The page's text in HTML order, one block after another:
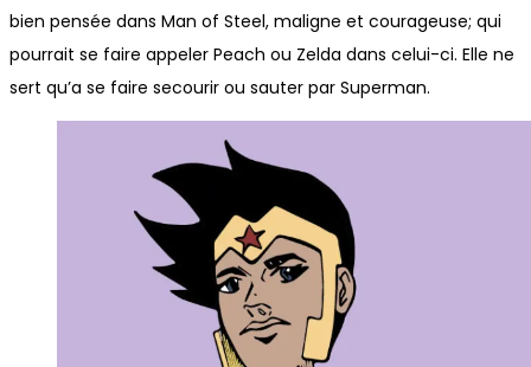
bien pensée dans Man of Steel, maligne et courageuse; qui
pourrait se faire appeler Peach ou Zelda dans celui-ci. Elle ne
sert qu’a se faire secourir ou sauter par Superman.